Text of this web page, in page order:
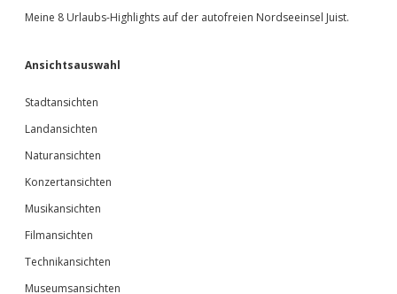
Meine 8 Urlaubs-Highlights auf der autofreien Nordseeinsel Juist.
Ansichtsauswahl
Stadtansichten
Landansichten
Naturansichten
Konzertansichten
Musikansichten
Filmansichten
Technikansichten
Museumsansichten